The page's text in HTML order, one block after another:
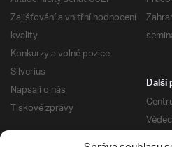
Zajišťování a vnitřní hodnocení
kvality
Konkurzy a volné pozice
Silverius
Napsali o nás
Tiskové zprávy
Další